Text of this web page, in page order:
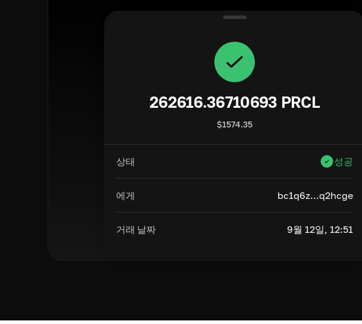
262616.36710693 PRCL
$1574.35
상태 성공
에게 bc1q6z...q2hcge
거래 날짜 9월 12일, 12:51